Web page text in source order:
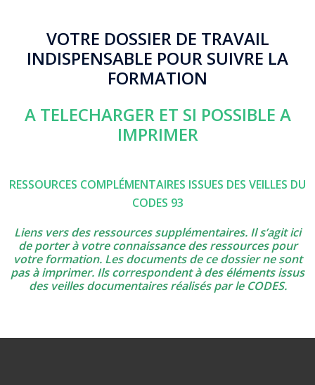
VOTRE DOSSIER DE TRAVAIL
INDISPENSABLE POUR SUIVRE LA
FORMATION
A TELECHARGER ET SI POSSIBLE A
IMPRIMER
RESSOURCES COMPLÉMENTAIRES ISSUES DES VEILLES DU
CODES 93
Liens vers des ressources supplémentaires. Il s’agit ici
de porter à votre connaissance des ressources pour
votre formation. Les documents de ce dossier ne sont
pas à imprimer. Ils correspondent à des éléments issus
des veilles documentaires réalisés par le CODES.